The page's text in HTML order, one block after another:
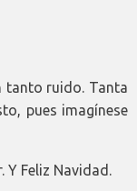
tanto ruido. Tanta
pues imagínese
Y Feliz Navidad.